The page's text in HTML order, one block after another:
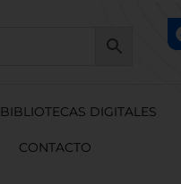
BIBLIOTECAS DIGITALES
CONTACTO